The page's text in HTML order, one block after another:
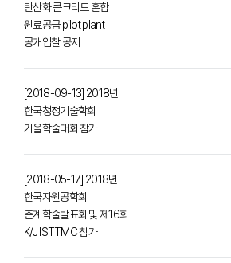
탄산화 콘크리트 혼합
원료공급 pilot plant
공개입찰 공지
[2018-09-13] 2018년
한국청정기술학회
가을학술대회 참가
[2018-05-17] 2018년
한국자원공학회
춘계학술발표회 및 제16회
K/J ISTTMC 참가